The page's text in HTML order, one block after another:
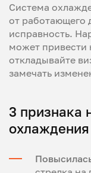
Система
от работающего
исправность.
может привести
откладывайте
замечать
3 признака